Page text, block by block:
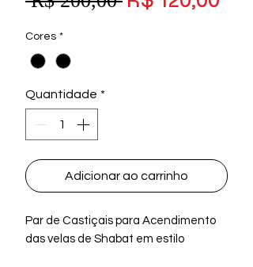
Cores *
Quantidade *
Adicionar ao carrinho
Par de Castiçais para Acendimento
das velas de Shabat em estilo